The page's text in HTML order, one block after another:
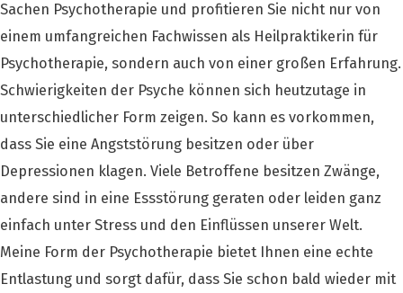
Sachen Psychotherapie und profitieren Sie nicht nur von
einem umfangreichen Fachwissen als Heilpraktikerin für
Psychotherapie, sondern auch von einer großen Erfahrung.
Schwierigkeiten der Psyche können sich heutzutage in
unterschiedlicher Form zeigen. So kann es vorkommen,
dass Sie eine Angststörung besitzen oder über
Depressionen klagen. Viele Betroffene besitzen Zwänge,
andere sind in eine Essstörung geraten oder leiden ganz
einfach unter Stress und den Einflüssen unserer Welt.
Meine Form der Psychotherapie bietet Ihnen eine echte
Entlastung und sorgt dafür, dass Sie schon bald wieder mit